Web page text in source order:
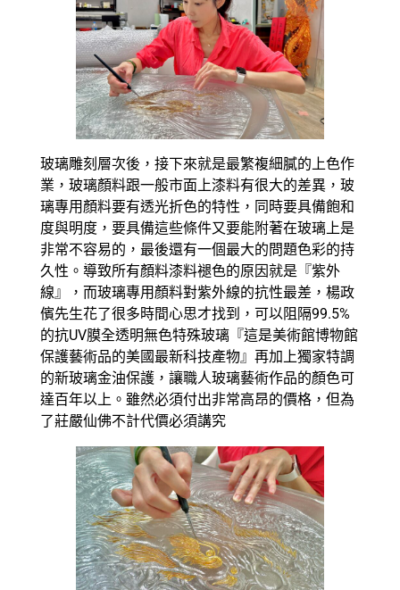
玻璃雕刻層次後，接下來就是最繁複細膩的上色作
業，玻璃顏料跟一般市面上漆料有很大的差異，玻
璃專用顏料要有透光折色的特性，同時要具備飽和
度與明度，要具備這些條件又要能附著在玻璃上是
非常不容易的，最後還有一個最大的問題色彩的持
久性。導致所有顏料漆料褪色的原因就是『紫外
線』，而玻璃專用顏料對紫外線的抗性最差，楊政
儐先生花了很多時間心思才找到，可以阻隔99.5%
的抗UV膜全透明無色特殊玻璃『這是美術館博物館
保護藝術品的美國最新科技產物』再加上獨家特調
的新玻璃金油保護，讓職人玻璃藝術作品的顏色可
達百年以上。雖然必須付出非常高昂的價格，但為
了莊嚴仙佛不計代價必須講究